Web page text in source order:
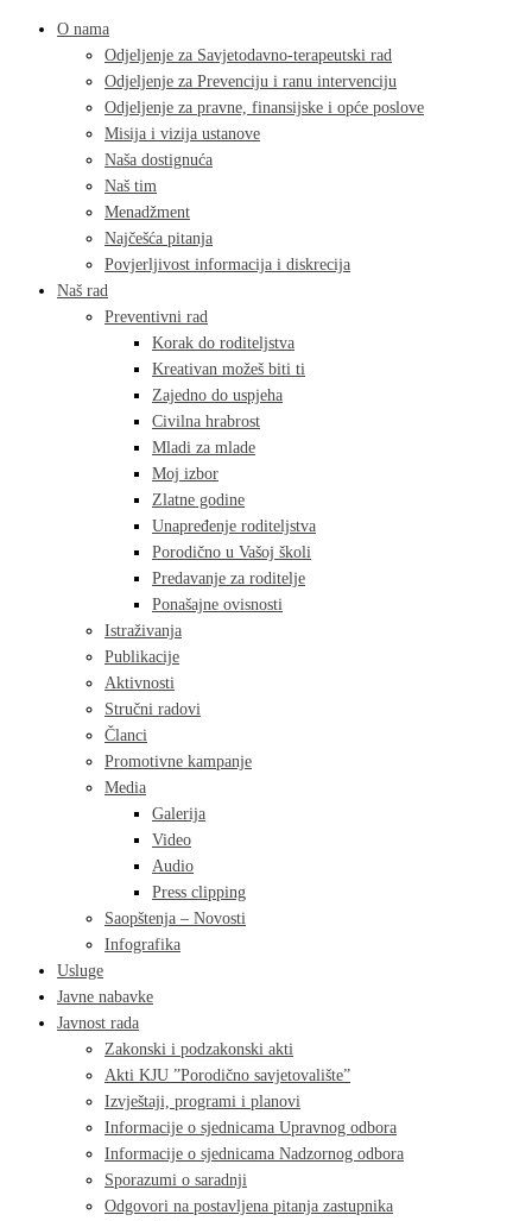
O nama
Odjeljenje za Savjetodavno-terapeutski rad
Odjeljenje za Prevenciju i ranu intervenciju
Odjeljenje za pravne, finansijske i opće poslove
Misija i vizija ustanove
Naša dostignuća
Naš tim
Menadžment
Najčešća pitanja
Povjerljivost informacija i diskrecija
Naš rad
Preventivni rad
Korak do roditeljstva
Kreativan možeš biti ti
Zajedno do uspjeha
Civilna hrabrost
Mladi za mlade
Moj izbor
Zlatne godine
Unapređenje roditeljstva
Porodično u Vašoj školi
Predavanje za roditelje
Ponašajne ovisnosti
Istraživanja
Publikacije
Aktivnosti
Stručni radovi
Članci
Promotivne kampanje
Media
Galerija
Video
Audio
Press clipping
Saopštenja – Novosti
Infografika
Usluge
Javne nabavke
Javnost rada
Zakonski i podzakonski akti
Akti KJU ”Porodično savjetovalište”
Izvještaji, programi i planovi
Informacije o sjednicama Upravnog odbora
Informacije o sjednicama Nadzornog odbora
Sporazumi o saradnji
Odgovori na postavljena pitanja zastupnika